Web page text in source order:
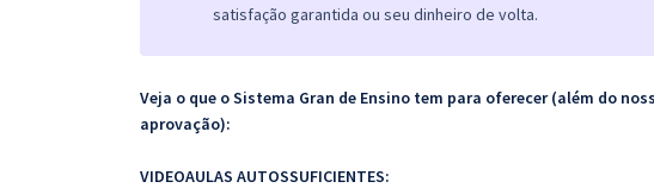
satisfação garantida ou seu dinheiro de volta.
Veja o que o Sistema Gran de Ensino tem para oferecer (além do
aprovação):
VIDEOAULAS AUTOSSUFICIENTES: